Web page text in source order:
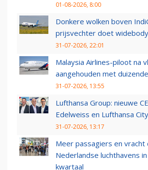
01-08-2026, 8:00
Donkere wolken boven
prijsvechter doet
31-07-2026, 22:01
Malaysia Airlines-piloot na
aangehouden met
31-07-2026, 13:55
Lufthansa Group: nieuwe
Edelweiss en Lufthansa
31-07-2026, 13:17
Meer passagiers en vracht
Nederlandse luchthavens
kwartaal